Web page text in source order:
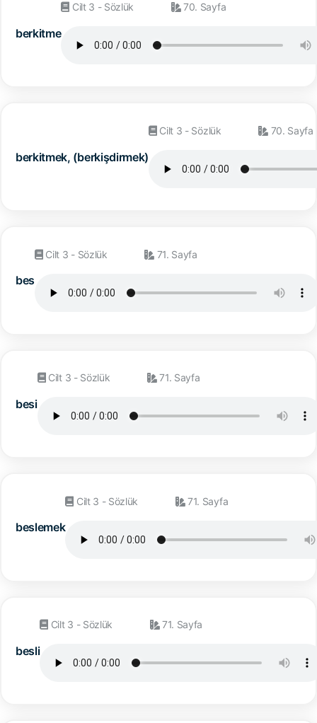
berkitme
Cilt 3 - Sözlük 70. Sayfa
berkitmek, (berkişdirmek)
Cilt 3 - Sözlük 70. Sayfa
bes
Cilt 3 - Sözlük 71. Sayfa
besi
Cilt 3 - Sözlük 71. Sayfa
beslemek
Cilt 3 - Sözlük 71. Sayfa
besli
Cilt 3 - Sözlük 71. Sayfa